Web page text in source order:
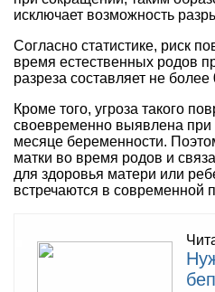
исключает возможность
Согласно статистике, риск
время естественных родов
разреза составляет не более
Кроме того, угроза такого
своевременно выявлена
месяце беременности.
матки во время родов и
для здоровья матери или
встречаются в современной